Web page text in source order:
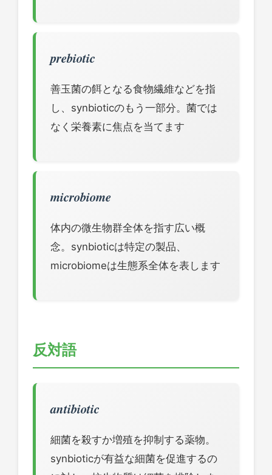
prebiotic
善玉菌の餌となる食物繊維などを指
し、synbioticのもう一部分。菌では
なく栄養素に焦点を当てます
microbiome
体内の微生物群全体を指す広い概
念。synbioticは特定の製品、
microbiomeは生態系全体を表します
反対語
antibiotic
細菌を殺すか増殖を抑制する薬物。
synbioticが有益な細菌を促進するの